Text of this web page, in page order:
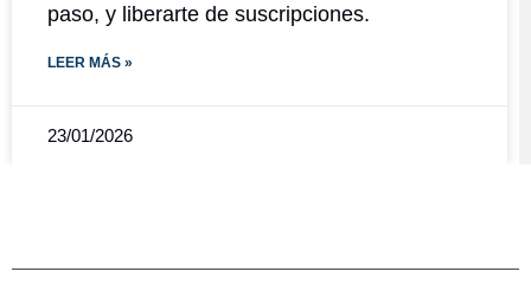
paso, y liberarte de suscripciones.
LEER MÁS »
23/01/2026